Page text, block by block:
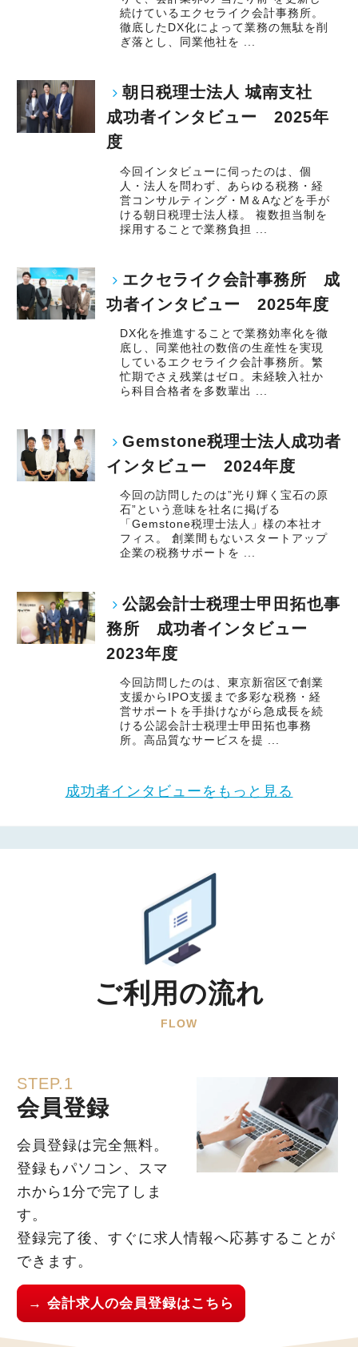
続けているエクセライク会計事務所。
徹底したDX化によって業務の無駄を削
ぎ落とし、同業他社を ...
朝日税理士法人 城南支社
成功者インタビュー 2025年
度
今回インタビューに伺ったのは、個
人・法人を問わず、あらゆる税務・経
営コンサルティング・M＆Aなどを手が
ける朝日税理士法人様。 複数担当制を
採用することで業務負担 ...
エクセライク会計事務所 成
功者インタビュー 2025年度
DX化を推進することで業務効率化を徹
底し、同業他社の数倍の生産性を実現
しているエクセライク会計事務所。繁
忙期でさえ残業はゼロ。未経験入社か
ら科目合格者を多数輩出 ...
Gemstone税理士法人成功者
インタビュー 2024年度
今回の訪問したのは”光り輝く宝石の原
石”という意味を社名に掲げる
「Gemstone税理士法人」様の本社オ
フィス。 創業間もないスタートアップ
企業の税務サポートを ...
公認会計士税理士甲田拓也事
務所 成功者インタビュー
2023年度
今回訪問したのは、東京新宿区で創業
支援からIPO支援まで多彩な税務・経
営サポートを手掛けながら急成長を続
ける公認会計士税理士甲田拓也事務
所。高品質なサービスを提 ...
成功者インタビューをもっと見る
ご利用の流れ
FLOW
STEP.1
会員登録
会員登録は完全無料。
登録もパソコン、スマ
ホから1分で完了しま
す。
登録完了後、すぐに求人情報へ応募することが
できます。
→ 会計求人の会員登録はこちら